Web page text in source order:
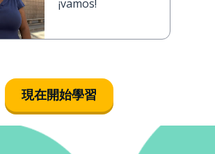
¡vamos!
現在開始學習